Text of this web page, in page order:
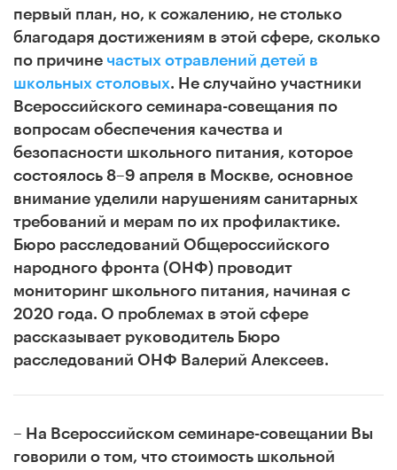
первый план, но, к сожалению, не столько
благодаря достижениям в этой сфере, сколько
по причине частых отравлений детей в
школьных столовых. Не случайно участники
Всероссийского семинара-совещания по
вопросам обеспечения качества и
безопасности школьного питания, которое
состоялось 8–9 апреля в Москве, основное
внимание уделили нарушениям санитарных
требований и мерам по их профилактике.
Бюро расследований Общероссийского
народного фронта (ОНФ) проводит
мониторинг школьного питания, начиная с
2020 года. О проблемах в этой сфере
рассказывает руководитель Бюро
расследований ОНФ Валерий Алексеев.
– На Всероссийском семинаре-совещании Вы
говорили о том, что стоимость школьной